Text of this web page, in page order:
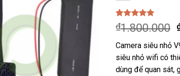
5.00
trên 5
dựa trên
1
₫1.800.000
Camera siêu nhỏ
siêu nhỏ wifi có
dùng để quan sát,